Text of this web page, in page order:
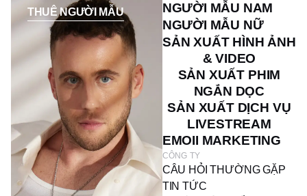
THUÊ NGƯỜI MẪU
NGƯỜI MẪU NAM
NGƯỜI MẪU NỮ
SẢN XUẤT HÌNH ẢNH
& VIDEO
SẢN XUẤT PHIM
NGẮN DỌC
SẢN XUẤT DỊCH VỤ
LIVESTREAM
EMOII MARKETING
CÔNG TY
CÂU HỎI THƯỜNG GẶP
TIN TỨC